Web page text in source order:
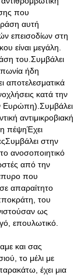
που
αυτή
επεισοδίων στη
είναι μεγάλη.
του.Συμβάλει
ήδη
αποτελεσματικά
κατά την
Ευρώπη).Συμβάλει
αντιμικροβιακή
πέψηΈχει
στην
ανοσοποιητικό
από την
που
απαραίτητο
του
ως
επουλωτικό.
και σας
το μέλι με
έχει μια